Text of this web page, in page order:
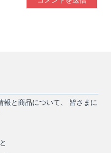
報と商品について、 皆さまに